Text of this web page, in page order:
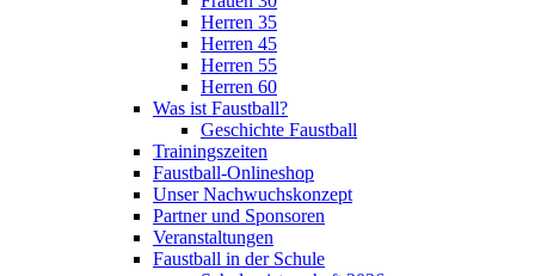
Herren 35
Herren 45
Herren 55
Herren 60
Was ist Faustball?
Geschichte Faustball
Trainingszeiten
Faustball-Onlineshop
Unser Nachwuchskonzept
Partner und Sponsoren
Veranstaltungen
Faustball in der Schule